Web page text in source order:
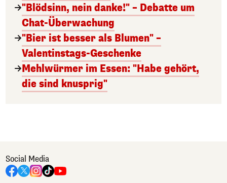
"Blödsinn, nein danke!" – Debatte um
Chat-Überwachung
"Bier ist besser als Blumen" –
Valentinstags-Geschenke
Mehlwürmer im Essen: "Habe gehört,
die sind knusprig"
Social Media